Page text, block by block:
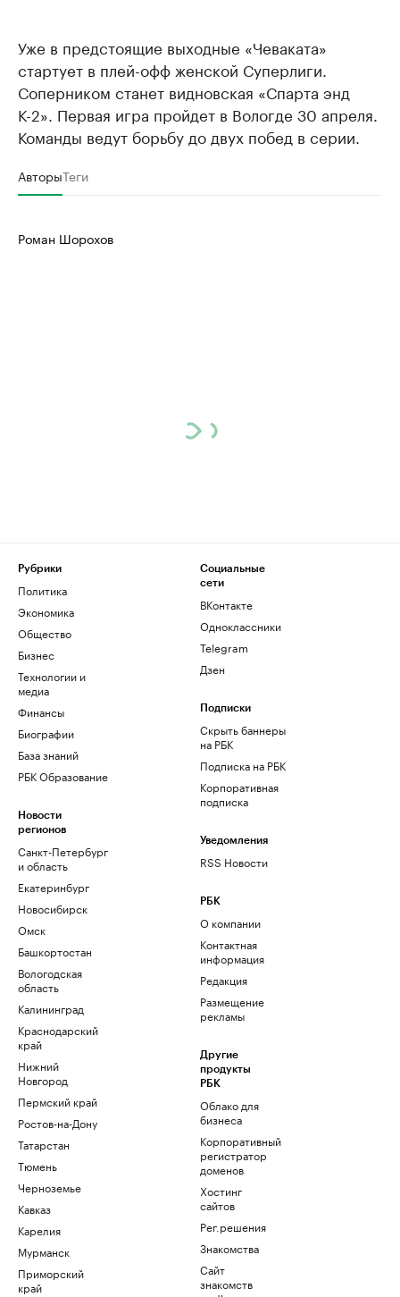
Уже в предстоящие выходные «Чеваката»
стартует в плей-офф женской Суперлиги.
Соперником станет видновская «Спарта энд
К-2». Первая игра пройдет в Вологде 30 апреля.
Команды ведут борьбу до двух побед в серии.
АвторыТеги
Роман Шорохов
Рубрики
Политика
Экономика
Общество
Бизнес
Технологии и
медиа
Финансы
Биографии
База знаний
РБК Образование
Новости
регионов
Санкт-Петербург
и область
Екатеринбург
Новосибирск
Омск
Башкортостан
Вологодская
область
Калининград
Краснодарский
край
Нижний
Новгород
Пермский край
Ростов-на-Дону
Татарстан
Тюмень
Черноземье
Кавказ
Карелия
Мурманск
Приморский
край
Социальные
сети
ВКонтакте
Одноклассники
Telegram
Дзен
Подписки
Скрыть баннеры
на РБК
Подписка на РБК
Корпоративная
подписка
Уведомления
RSS Новости
РБК
О компании
Контактная
информация
Редакция
Размещение
рекламы
Другие
продукты
РБК
Облако для
бизнеса
Корпоративный
регистратор
доменов
Хостинг
сайтов
Рег.решения
Знакомства
Сайт
знакомств